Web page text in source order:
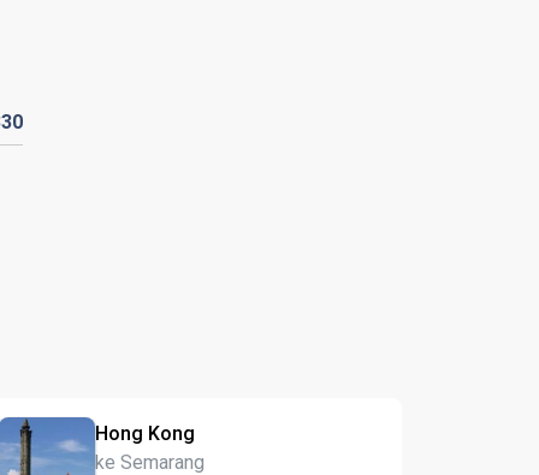
Hong Kong
ke Semarang